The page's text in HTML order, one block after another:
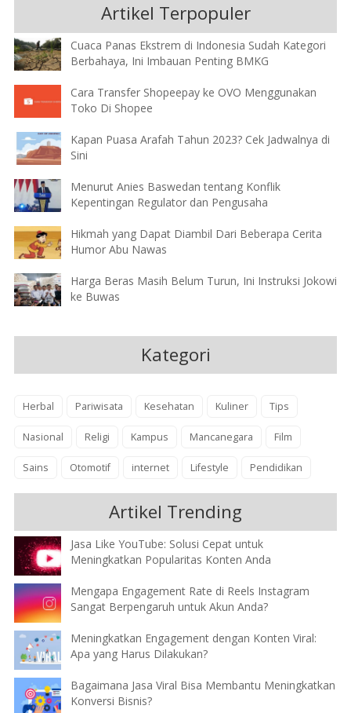
Artikel Terpopuler
Cuaca Panas Ekstrem di Indonesia Sudah Kategori
Berbahaya, Ini Imbauan Penting BMKG
Cara Transfer Shopeepay ke OVO Menggunakan
Toko Di Shopee
Kapan Puasa Arafah Tahun 2023? Cek Jadwalnya di
Sini
Menurut Anies Baswedan tentang Konflik
Kepentingan Regulator dan Pengusaha
Hikmah yang Dapat Diambil Dari Beberapa Cerita
Humor Abu Nawas
Harga Beras Masih Belum Turun, Ini Instruksi Jokowi
ke Buwas
Kategori
Herbal Pariwisata Kesehatan Kuliner Tips
Nasional Religi Kampus Mancanegara Film
Sains Otomotif internet Lifestyle Pendidikan
Artikel Trending
Jasa Like YouTube: Solusi Cepat untuk
Meningkatkan Popularitas Konten Anda
Mengapa Engagement Rate di Reels Instagram
Sangat Berpengaruh untuk Akun Anda?
Meningkatkan Engagement dengan Konten Viral:
Apa yang Harus Dilakukan?
Bagaimana Jasa Viral Bisa Membantu Meningkatkan
Konversi Bisnis?